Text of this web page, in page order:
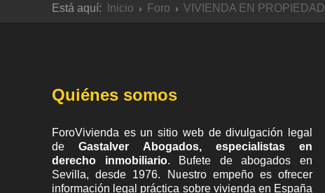
Está aquí: Inicio Foro VIVIENDA EN PROPIEDAD
Quiénes somos
ForoVivienda es un sitio web de divulgación legal
deGastalver Abogados, especialistas en
derecho inmobiliario. Bufete deabogados en
Sevilla, desde 1976. Nuestro empeño es ofrecer
información legal práctica sobre vivienda en España